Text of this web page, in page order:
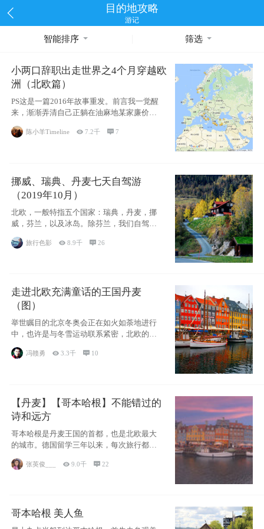
目的地攻略
游记
智能排序 筛选
小两口辞职出走世界之4个月穿越欧
洲（北欧篇）
PS这是一篇2016年故事重发。前言我一觉醒
来，渐渐弄清自己正躺在油麻地某家廉价宾
馆
陈小羊Timeline 7.2千 7
挪威、瑞典、丹麦七天自驾游
（2019年10月）
北欧，一般特指五个国家：瑞典，丹麦，挪
威，芬兰，以及冰岛。除芬兰，我们自驾游
旅行色影 8.9千 26
走进北欧充满童话的王国丹麦
（图）
举世瞩目的北京冬奥会正在如火如荼地进行
中，也许是与冬雪运动联系紧密，北欧的一
些国家因
冯赣勇 3.3千  10
【丹麦】【哥本哈根】不能错过的
诗和远方
哥本哈根是丹麦王国的首都，也是北欧最大
的城市。德国留学三年以来，每次旅行都是
张英俊___ 9.0千 22
哥本哈根 美人鱼